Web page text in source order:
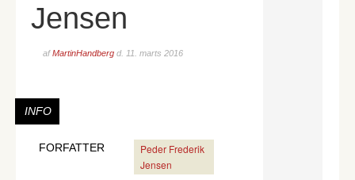
Jensen
afMartinHandberg d. 11. marts 2016
INFO
FORFATTER
Peder Frederik
Jensen